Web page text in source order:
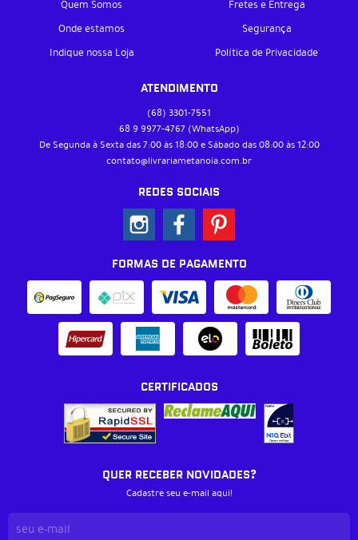
Quem Somos
Onde estamos
Indique nossa Loja
Fretes e Entrega
Segurança
Política de Privacidade
ATENDIMENTO
(68) 3301-7551
68 9 9977-4767 (WhatsApp)
De Segunda à Sexta das 7:00 às 18:00 e Sábado das 08:00 às 12:00
contato@livrariametanoia.com.br
REDES SOCIAIS
FORMAS DE PAGAMENTO
CERTIFICADOS
QUER RECEBER NOVIDADES?
Cadastre seu e-mail aqui!